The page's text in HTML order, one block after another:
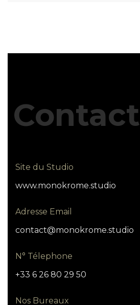
Contact
Site du Studio
www.monokrome.studio
Adresse Email
contact@monokrome.studio
N° Télephone
+33 6 26 80 29 50
Nos Bureaux